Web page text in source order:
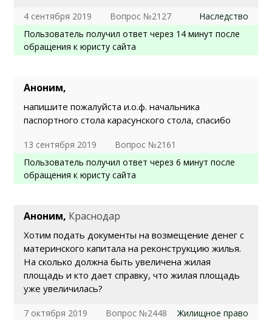
4 сентября 2019 Вопрос №2127
Наследство
Пользователь получил ответ через 14 минут после
обращения к юристу сайта
Аноним,
напишите пожалуйста и.о.ф. начальника
паспортного стола карасунского стола, спасибо
13 сентября 2019
Вопрос №2161
Пользователь получил ответ через 6 минут после
обращения к юристу сайта
Аноним, Краснодар
Хотим подать документы на возмещение денег с
материнского капитала на реконструкцию жилья.
На сколько должна быть увеличена жилая
площадь и кто дает справку, что жилая площадь
уже увеличилась?
7 октября 2019 Вопрос №2448
Жилищное право